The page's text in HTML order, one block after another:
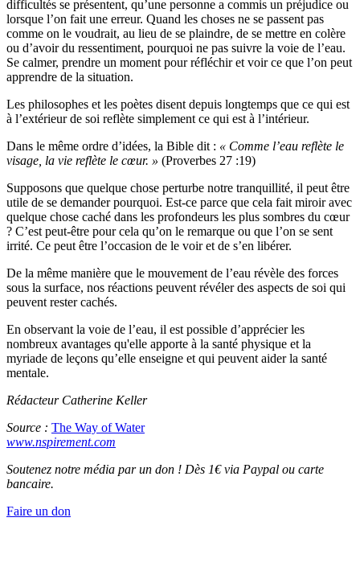
difficultés se présentent, qu’une personne a commis un préjudice ou
lorsque l’on fait une erreur. Quand les choses ne se passent pas
comme on le voudrait, au lieu de se plaindre, de se mettre en colère
ou d’avoir du ressentiment, pourquoi ne pas suivre la voie de l’eau.
Se calmer, prendre un moment pour réfléchir et voir ce que l’on peut
apprendre de la situation.
Les philosophes et les poètes disent depuis longtemps que ce qui est
à l’extérieur de soi reflète simplement ce qui est à l’intérieur.
Dans le même ordre d’idées, la Bible dit : « Comme l’eau reflète le
visage, la vie reflète le cœur. » (Proverbes 27 :19)
Supposons que quelque chose perturbe notre tranquillité, il peut être
utile de se demander pourquoi. Est-ce parce que cela fait miroir avec
quelque chose caché dans les profondeurs les plus sombres du cœur
? C’est peut-être pour cela qu’on le remarque ou que l’on se sent
irrité. Ce peut être l’occasion de le voir et de s’en libérer.
De la même manière que le mouvement de l’eau révèle des forces
sous la surface, nos réactions peuvent révéler des aspects de soi qui
peuvent rester cachés.
En observant la voie de l’eau, il est possible d’apprécier les
nombreux avantages qu'elle apporte à la santé physique et la
myriade de leçons qu’elle enseigne et qui peuvent aider la santé
mentale.
Rédacteur Catherine Keller
Source : The Way of Water
www.nspirement.com
Soutenez notre média par un don ! Dès 1€ via Paypal ou carte
bancaire.
Faire un don